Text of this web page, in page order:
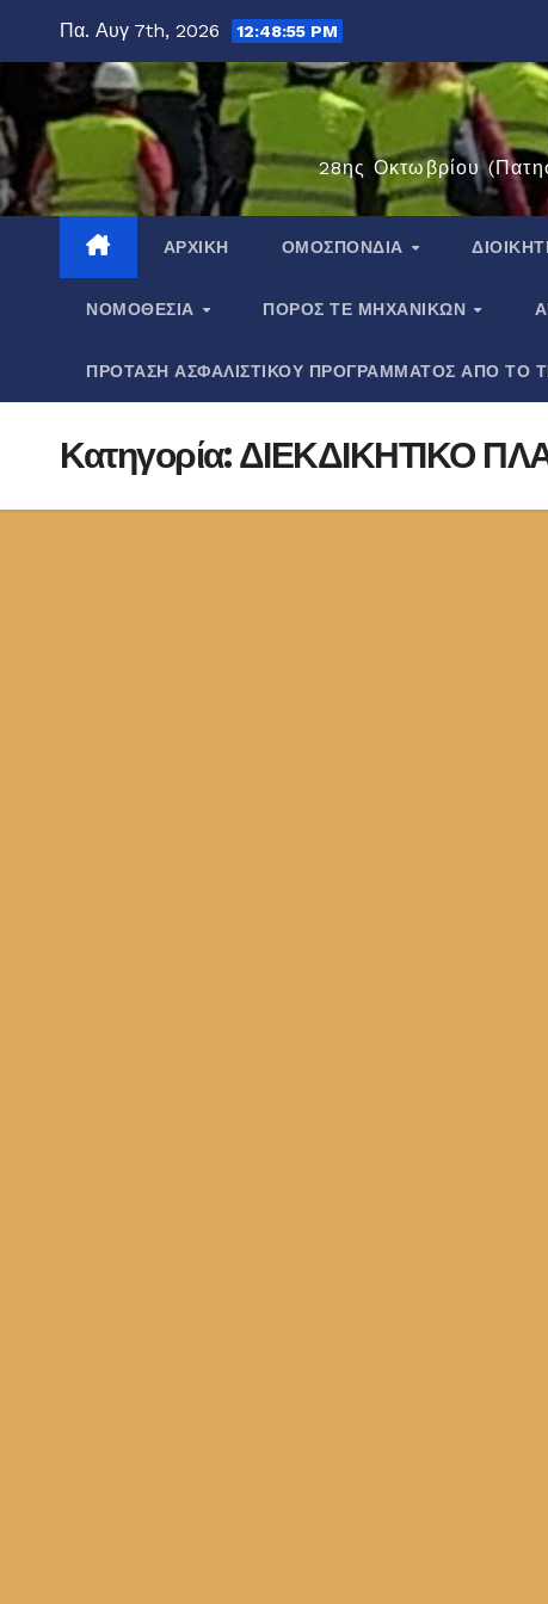
περιεχόμενο
Πα. Αυγ 7th, 2026 12:48:56 PM
28ης Οκτωβρίου
ΑΡΧΙΚΉ ΟΜΟΣΠΟΝΔΊΑ
ΝΟΜΟΘΕΣΊΑ ΠΌΡΟΣ ΤΕ ΜΗΧΑΝΙΚΏΝ
ΠΡΟΤΑΣΗ ΑΣΦΑΛΙΣΤΙΚΟΥ ΠΡΟΓΡΑΜΜΑΤΟΣ ΑΠΟ ΤΟ
Κατηγορία:ΔΙΕΚΔΙΚΗΤΙΚΟ